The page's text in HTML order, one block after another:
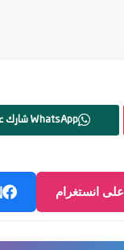
WhatsApp شارك على
على انستغرام